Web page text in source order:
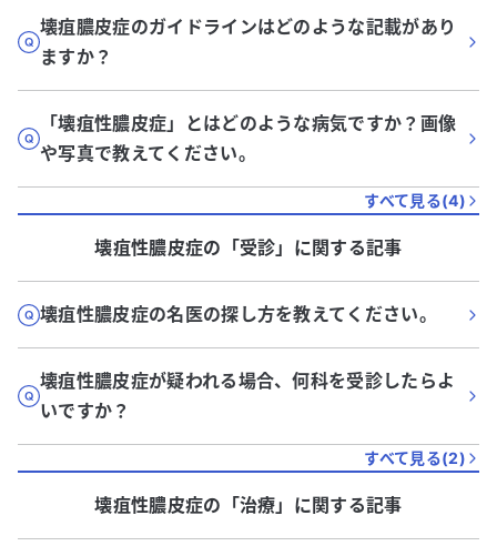
壊疽膿皮症のガイドラインはどのような記載があり
ますか？
「壊疽性膿皮症」とはどのような病気ですか？画像
や写真で教えてください。
すべて見る(4)
壊疽性膿皮症の「受診」に関する記事
壊疽性膿皮症の名医の探し方を教えてください。
壊疽性膿皮症が疑われる場合、何科を受診したらよ
いですか？
すべて見る(2)
壊疽性膿皮症の「治療」に関する記事